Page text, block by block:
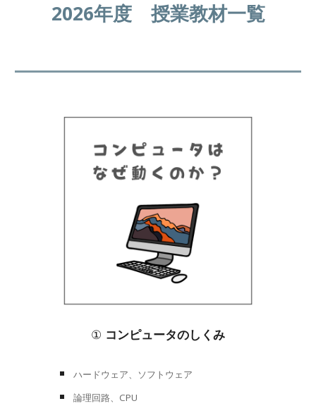
2026年度 授業教材一覧
① コンピュータのしくみ
ハードウェア、ソフトウェア
論理回路、CPU